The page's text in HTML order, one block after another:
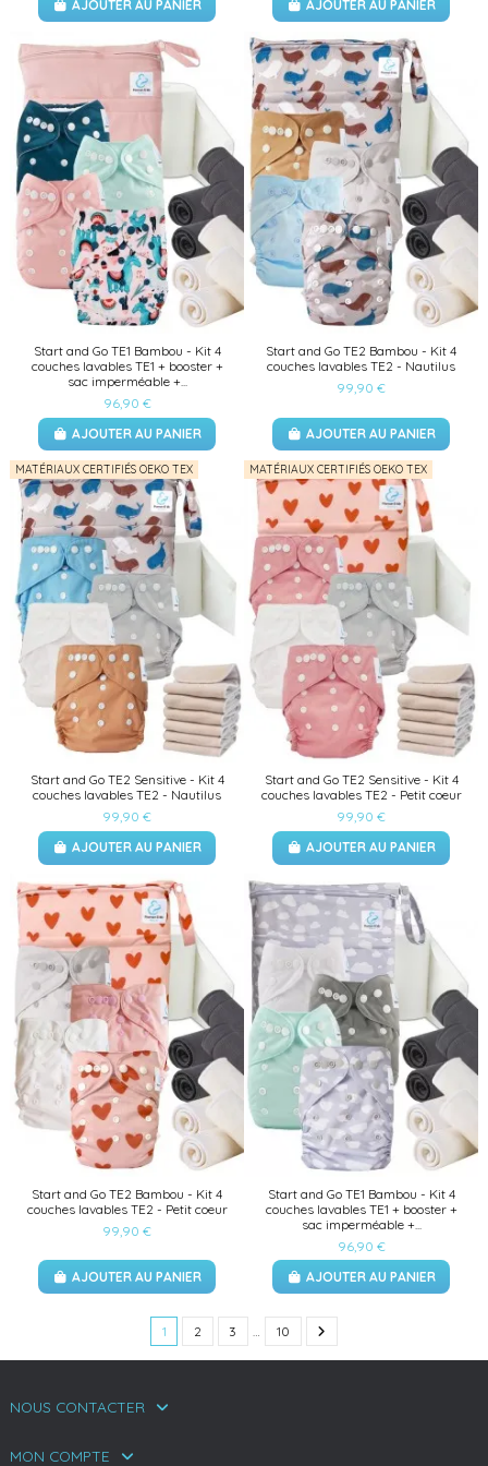
AJOUTER AU PANIER
AJOUTER AU PANIER
Start and Go TE1 Bambou - Kit 4
couches lavables TE1 + booster +
sac imperméable +...
96,90 €
AJOUTER AU PANIER
Start and Go TE2 Bambou - Kit 4
couches lavables TE2 - Nautilus
99,90 €
AJOUTER AU PANIER
MATÉRIAUX CERTIFIÉS OEKO TEX
Start and Go TE2 Sensitive - Kit 4
couches lavables TE2 - Nautilus
99,90 €
AJOUTER AU PANIER
MATÉRIAUX CERTIFIÉS OEKO TEX
Start and Go TE2 Sensitive - Kit 4
couches lavables TE2 - Petit coeur
99,90 €
AJOUTER AU PANIER
Start and Go TE2 Bambou - Kit 4
couches lavables TE2 - Petit coeur
99,90 €
AJOUTER AU PANIER
Start and Go TE1 Bambou - Kit 4
couches lavables TE1 + booster +
sac imperméable +...
96,90 €
AJOUTER AU PANIER
1 2 3 10
NOUS CONTACTER
MON COMPTE